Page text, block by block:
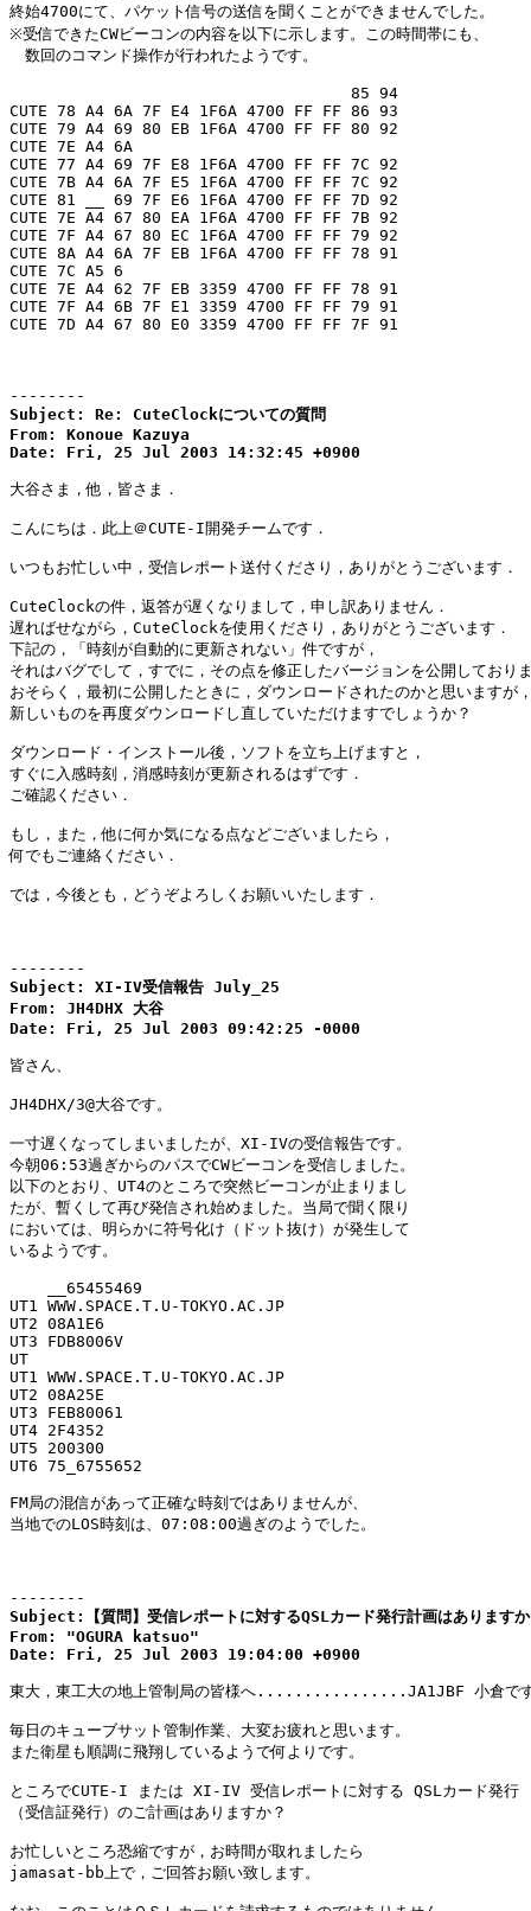
終始4700にて、パケット信号の送信を聞くことができませんでした。
※受信できたCWビーコンの内容を以下に示します。この時間帯にも、
数回のコマンド操作が行われたようです。
                                    85 94
CUTE 78 A4 6A 7F E4 1F6A 4700 FF FF 86 93
CUTE 79 A4 69 80 EB 1F6A 4700 FF FF 80 92
CUTE 7E A4 6A
CUTE 77 A4 69 7F E8 1F6A 4700 FF FF 7C 92
CUTE 7B A4 6A 7F E5 1F6A 4700 FF FF 7C 92
CUTE 81 __ 69 7F E6 1F6A 4700 FF FF 7D 92
CUTE 7E A4 67 80 EA 1F6A 4700 FF FF 7B 92
CUTE 7F A4 67 80 EC 1F6A 4700 FF FF 79 92
CUTE 8A A4 6A 7F EB 1F6A 4700 FF FF 78 91
CUTE 7C A5 6
CUTE 7E A4 62 7F EB 3359 4700 FF FF 78 91
CUTE 7F A4 6B 7F E1 3359 4700 FF FF 79 91
CUTE 7D A4 67 80 E0 3359 4700 FF FF 7F 91
--------
Subject: Re: CuteClockについての質問
From: Konoue Kazuya
Date: Fri, 25 Jul 2003 14:32:45 +0900
大谷さま，他，皆さま．
こんにちは．此上＠CUTE-I開発チームです．
いつもお忙しい中，受信レポート送付くださり，ありがとうございます．
CuteClockの件，返答が遅くなりまして，申し訳ありません．
遅ればせながら，CuteClockを使用くださり，ありがとうございます．
下記の，「時刻が自動的に更新されない」件ですが，
それはバグでして，すでに，その点を修正したバージョンを公開しており
おそらく，最初に公開したときに，ダウンロードされたのかと思いますが
新しいものを再度ダウンロードし直していただけますでしょうか？
ダウンロード・インストール後，ソフトを立ち上げますと，
すぐに入感時刻，消感時刻が更新されるはずです．
ご確認ください．
もし，また，他に何か気になる点などございましたら，
何でもご連絡ください．
では，今後とも，どうぞよろしくお願いいたします．
--------
Subject: XI-IV受信報告 July_25
From: JH4DHX 大谷
Date: Fri, 25 Jul 2003 09:42:25 -0000
皆さん、
JH4DHX/3@大谷です。
一寸遅くなってしまいましたが、XI-IVの受信報告です。
今朝06:53過ぎからのパスでCWビーコンを受信しました。
以下のとおり、UT4のところで突然ビーコンが止まりまし
たが、暫くして再び発信され始めました。当局で聞く限り
においては、明らかに符号化け（ドット抜け）が発生して
いるようです。
    __65455469
UT1 WWW.SPACE.T.U-TOKYO.AC.JP
UT2 08A1E6
UT3 FDB8006V
UT
UT1 WWW.SPACE.T.U-TOKYO.AC.JP
UT2 08A25E
UT3 FEB80061
UT4 2F4352
UT5 200300
UT6 75_6755652
FM局の混信があって正確な時刻ではありませんが、
当地でのLOS時刻は、07:08:00過ぎのようでした。
--------
Subject:【質問】受信レポートに対するQSLカード発行計画はあります
From: "OGURA katsuo"
Date: Fri, 25 Jul 2003 19:04:00 +0900
東大，東工大の地上管制局の皆様へ................JA1JBF 小倉で
毎日のキューブサット管制作業、大変お疲れと思います。
また衛星も順調に飛翔しているようで何よりです。
ところでCUTE-I または XI-IV 受信レポートに対する QSLカード発行
（受信証発行）のご計画はありますか？
お忙しいところ恐縮ですが，お時間が取れましたら
jamasat-bb上で，ご回答お願い致します。